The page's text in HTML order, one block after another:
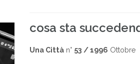
cosa sta
Una Città n° 53 / 1996 Ottobre